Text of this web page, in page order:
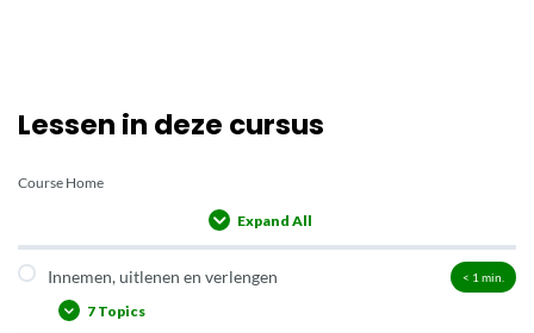
Lessen in deze cursus
Course Home
Expand All
Innemen, uitlenen en verlengen < 1 min.
7 Topics